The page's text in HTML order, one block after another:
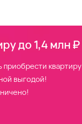
до 1,4 млн ₽
квартиру
выгодой!